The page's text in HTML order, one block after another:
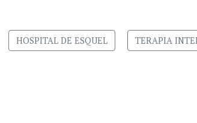
HOSPITAL DE ESQUEL TERAPIA